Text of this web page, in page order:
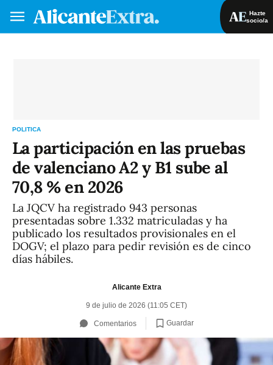
Hazte
socio/a
POLITICA
La participación en las pruebas
de valenciano A2 y B1 sube al
70,8 % en 2026
La JQCV ha registrado 943 personas
presentadas sobre 1.332 matriculadas y ha
publicado los resultados provisionales en el
DOGV; el plazo para pedir revisión es de cinco
días hábiles.
Alicante Extra
9 de julio de 2026 (11:05 CET)
Comentarios Guardar